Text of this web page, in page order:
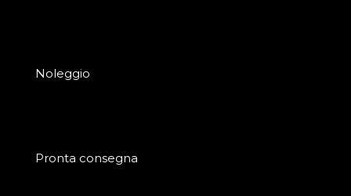
Noleggio
Pronta consegna